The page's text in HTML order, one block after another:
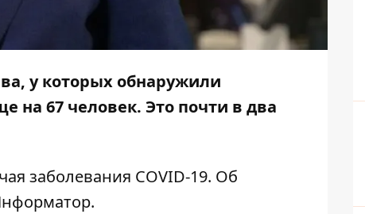
у которых обнаружили
на 67 человек. Это почти в два
заболевания COVID-19. Об
.